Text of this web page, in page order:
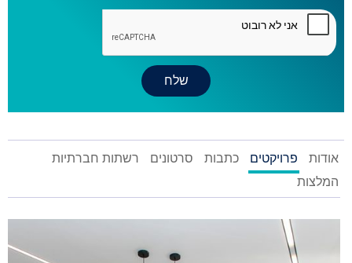
אודות פרויקטים כתבות סרטונים
רשתות חברתיות
המלצות